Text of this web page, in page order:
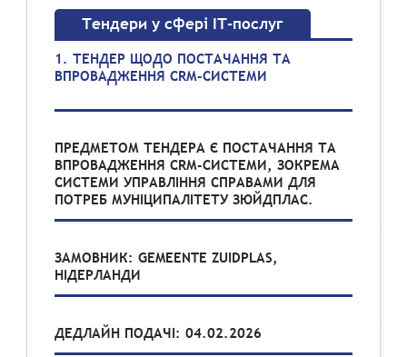
Тендери у сфері ІТ-послуг
1. ТЕНДЕР ЩОДО ПОСТАЧАННЯ ТА
ВПРОВАДЖЕННЯ CRМ-СИСТЕМИ
ПРЕДМЕТОМ ТЕНДЕРА Є ПОСТАЧАННЯ ТА
ВПРОВАДЖЕННЯ CRМ-СИСТЕМИ, ЗОКРЕМА
СИСТЕМИ УПРАВЛІННЯ СПРАВАМИ ДЛЯ
ПОТРЕБ МУНІЦИПАЛІТЕТУ ЗЮЙДПЛАС.
ЗАМОВНИК: GEMEENTE ZUIDPLAS,
НІДЕРЛАНДИ
ДЕДЛАЙН ПОДАЧІ: 04.02.2026